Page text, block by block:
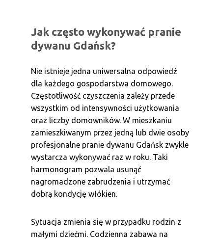
Jak często wykonywać pranie
dywanu Gdańsk?
Nie istnieje jedna uniwersalna odpowiedź
dla każdego gospodarstwa domowego.
Częstotliwość czyszczenia zależy przede
wszystkim od intensywności użytkowania
oraz liczby domowników. W mieszkaniu
zamieszkiwanym przez jedną lub dwie osoby
profesjonalne pranie dywanu Gdańsk zwykle
wystarcza wykonywać raz w roku. Taki
harmonogram pozwala usunąć
nagromadzone zabrudzenia i utrzymać
dobrą kondycję włókien.
Sytuacja zmienia się w przypadku rodzin z
małymi dziećmi. Codzienna zabawa na